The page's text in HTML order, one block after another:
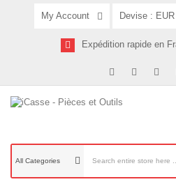
My Account Devise : EUR
Expédition rapide en
All Categories